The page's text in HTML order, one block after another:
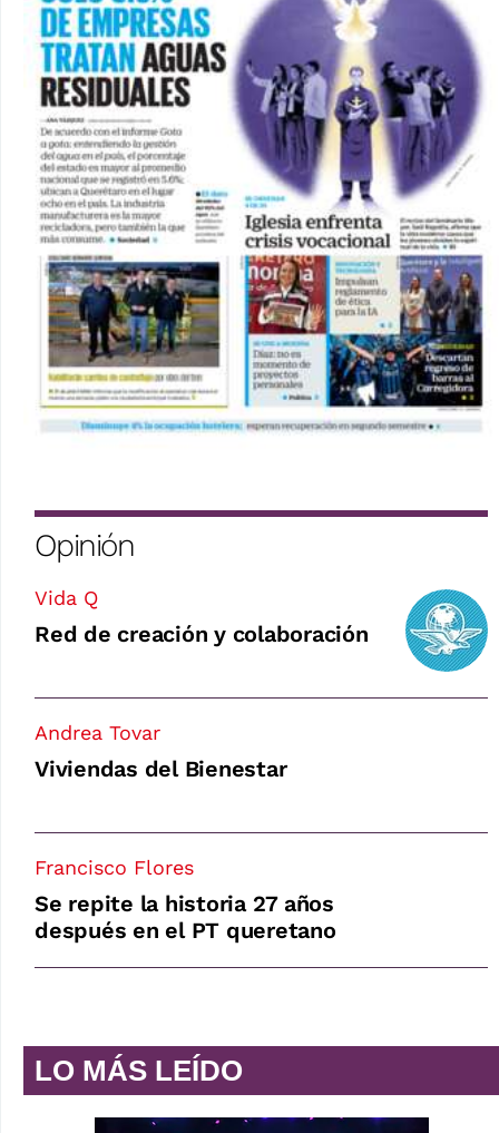
Opinión
Vida Q
Red de creación y colaboración
Andrea Tovar
Viviendas del Bienestar
Francisco Flores
Se repite la historia 27 años
después en el PT queretano
LO MÁS LEÍDO